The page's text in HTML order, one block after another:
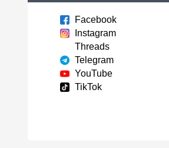
Facebook
Instagram
Threads
Telegram
YouTube
TikTok